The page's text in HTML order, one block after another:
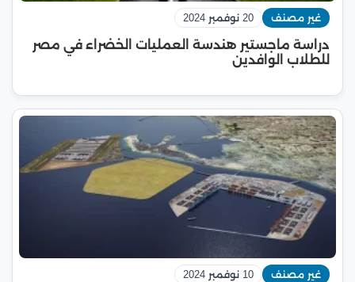
غير مصنف 20 نوفمبر 2024
دراسة ماجستير هندسة العمليات الخضراء في مصر
للطلاب الوافدين
غير مصنف 10 نوفمبر 2024